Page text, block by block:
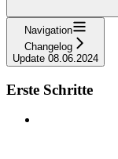
Navigation
Changelog
Update 08.06.2024
Erste Schritte